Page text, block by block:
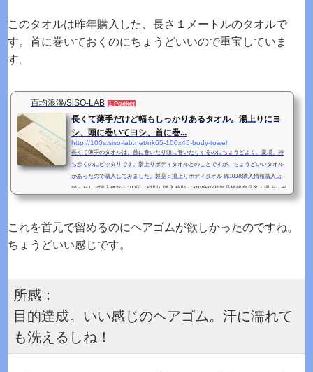
このタオルは昨年購入した、長さ１メートルのタオルで
す。首に巻いておくのにちょうどいいので重宝していま
す。
百均浪漫/SiSO-LAB 1 Pocket
長くて薄手だけど幅もしっかりあるタオル。湯上りにヨ
シ、頭に巻いてヨシ、首に巻...
http://100s.siso-lab.net/nk65-100x45-body-towel
長くて薄手のタオルは、首に巻いたり頭に巻いたりするのにちょうどよく、夏場、持
ち歩くのにピッタリです。湯上りボディタオルとのことですが、ちょうどいいタオル
があったので購入してみました。製品：湯上りボディタオル 綿100%購入情報購入店
舗：セリア購入価格：100円（税別）購入時期：2018年07月製品情報商品名：湯上りボ
ディタオル寸法等：約45 x 100cm材質等：綿100%販売元：natuko65生産国：中国その
コロクジュウゴ」と読むそうです。妄想：首...
これを首元で留めるのにヘアゴムが欲しかったのですね。
ちょうどいい感じです。
所感：
目的達成。いい感じのヘアゴム。汗に濡れて
も洗えるしね！